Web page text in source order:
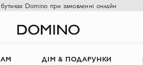
Domino при замовленні онлайн
ДІМ & ПОДАРУНКИ